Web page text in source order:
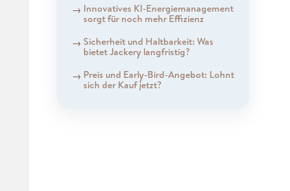
Innovatives KI-Energiemanagement
sorgt für noch mehr Effizienz
Sicherheit und Haltbarkeit: Was
bietet Jackery langfristig?
Preis und Early-Bird-Angebot: Lohnt
sich der Kauf jetzt?